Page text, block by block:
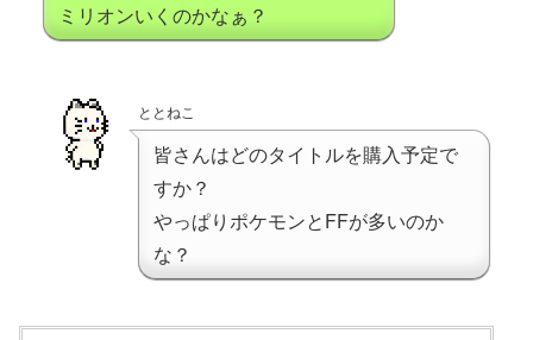
ミリオンいくのかなぁ？
ととねこ
皆さんはどのタイトルを購入予定で
すか？
やっぱりポケモンとFFが多いのか
な？